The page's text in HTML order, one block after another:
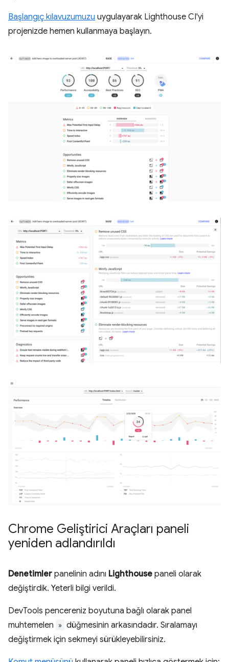
Başlangıç kılavuzumuzu uygulayarak Lighthouse CI'yi
projenizde hemen kullanmaya başlayın.
Chrome Geliştirici Araçları paneli
yeniden adlandırıldı
Denetimler panelinin adını Lighthouse paneli olarak
değiştirdik. Yeterli bilgi verildi.
DevTools pencereniz boyutuna bağlı olarak panel
muhtemelen » düğmesinin arkasındadır. Sıralamayı
değiştirmek için sekmeyi sürükleyebilirsiniz.